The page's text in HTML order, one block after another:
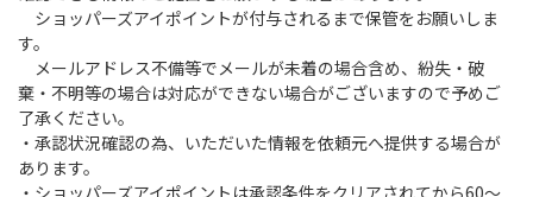
ショッパーズアイポイントが付与されるまで保管をお願いしま
す。
メールアドレス不備等でメールが未着の場合含め、紛失・破
棄・不明等の場合は対応ができない場合がございますので予めご
了承ください。
・承認状況確認の為、いただいた情報を依頼元へ提供する場合が
あります。
・ショッパーズアイポイントは承認条件をクリアされてから60～